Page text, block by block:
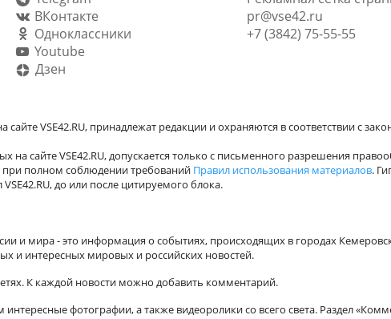
ВКонтакте
Одноклассники
Youtube
Дзен
pr@vse42.ru
+7 (3842) 75-55-55
VSE42.RU, принадлежат редакции и охраняются в соответствии с
на сайте VSE42.RU, допускается только с письменного разрешения
при полном соблюдении требований Правил использования материалов.
до или после цитируемого блока.
и мира - это информация о событиях, происходящих в городах
и интересных мировых и российских новостей.
К каждой новости можно добавить комментарий.
фотографии, а также видеоролики со всего света. Раздел